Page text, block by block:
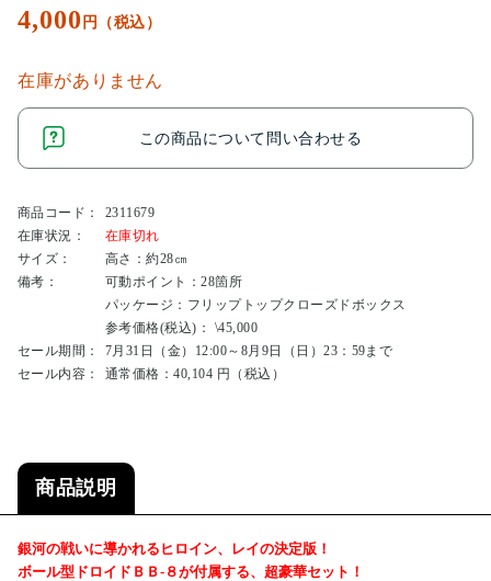
4,000 円（税込）
在庫がありません
この商品について問い合わせる
商品コード：
2311679
在庫状況：
在庫切れ
サイズ：
高さ：約28㎝
備考：
可動ポイント：28箇所
パッケージ：フリップトップクローズドボックス
参考価格(税込)： \45,000
セール期間：
7月31日（金）12:00～8月9日（日）23：59まで
セール内容：
通常価格：40,104 円（税込）
商品説明
銀河の戦いに導かれるヒロイン、レイの決定版！
ボール型ドロイドＢＢ-８が付属する、超豪華セット！